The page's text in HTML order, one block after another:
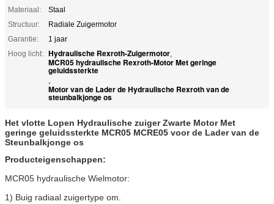
Materiaal:
Staal
Structuur:
Radiale Zuigermotor
Garantie:
1 jaar
Hoog licht: Hydraulische Rexroth-Zuigermotor,
MCR05 hydraulische Rexroth-Motor Met geringe
geluidssterkte
,
Motor van de Lader de Hydraulische Rexroth van de
steunbalkjonge os
Het vlotte Lopen Hydraulische zuiger Zwarte Motor Met
geringe geluidssterkte MCR05 MCRE05 voor de Lader van de
Steunbalkjonge os
Producteigenschappen:
MCR05 hydraulische Wielmotor:
1) Buig radiaal zuigertype om.